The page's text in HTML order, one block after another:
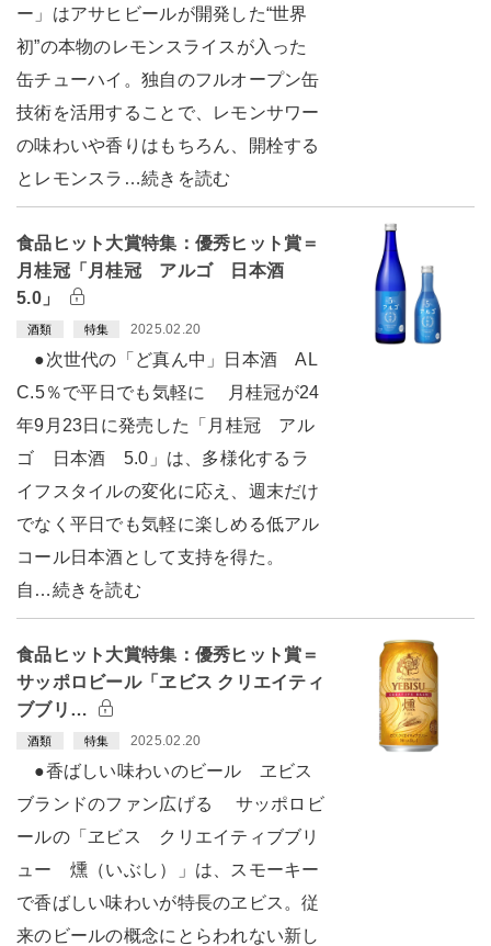
ー」はアサヒビールが開発した“世界
初”の本物のレモンスライスが入った
缶チューハイ。独自のフルオープン缶
技術を活用することで、レモンサワー
の味わいや香りはもちろん、開栓する
とレモンスラ…続きを読む
食品ヒット大賞特集：優秀ヒット賞＝
月桂冠「月桂冠 アルゴ 日本酒
5.0」
酒類 特集 2025.02.20
●次世代の「ど真ん中」日本酒 AL
C.5％で平日でも気軽に 月桂冠が24
年9月23日に発売した「月桂冠 アル
ゴ 日本酒 5.0」は、多様化するラ
イフスタイルの変化に応え、週末だけ
でなく平日でも気軽に楽しめる低アル
コール日本酒として支持を得た。
自…続きを読む
食品ヒット大賞特集：優秀ヒット賞＝
サッポロビール「ヱビス クリエイティ
ブブリ…
酒類 特集 2025.02.20
●香ばしい味わいのビール ヱビス
ブランドのファン広げる サッポロビ
ールの「ヱビス クリエイティブブリ
ュー 燻（いぶし）」は、スモーキー
で香ばしい味わいが特長のヱビス。従
来のビールの概念にとらわれない新し